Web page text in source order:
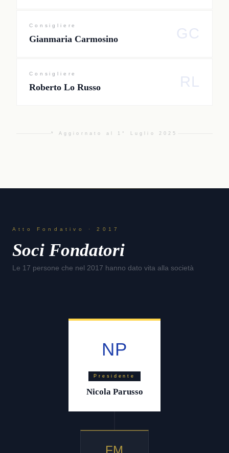
Consigliere
Gianmaria Carmosino GC
Consigliere
Roberto Lo Russo RL
* Aggiornato al 1° Luglio 2025
Atto Fondativo · 2017
Soci Fondatori
Le 17 persone che nel 2017 hanno dato vita alla società
NP
Presidente
Nicola Parusso
FM